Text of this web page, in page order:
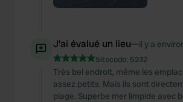
J'ai évalué un lieu—il y a
Sitecode: 5232
Très bel endroit, même les
assez petits. Mais ils sont
plage. Superbe mer limpide avec